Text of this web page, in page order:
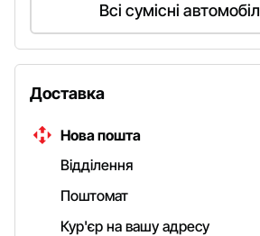
Всі сумісні
Доставка
Нова пошта
Відділення
Поштомат
Кур'єр на вашу адресу